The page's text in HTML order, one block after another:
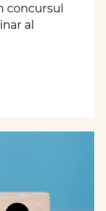
concursul
al